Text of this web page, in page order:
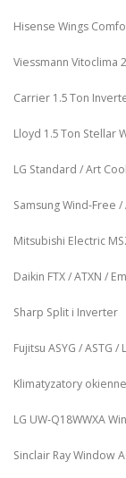
Hisense Wings
Viessmann Vitoclima
Carrier 1.5 Ton
Lloyd 1.5 Ton Stellar
LG Standard / Art
Samsung Wind-Free
Mitsubishi Electric
Daikin FTX / ATXN /
Sharp Split i Inverter
Fujitsu ASYG / ASTG /
Klimatyzatory
LG UW‑Q18WWXA
Sinclair Ray Window